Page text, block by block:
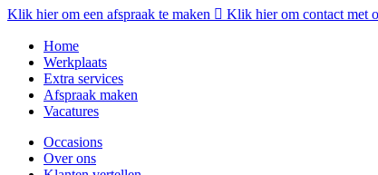
Klik hier om een afspraak te maken Klik hier om contact met
Home
Werkplaats
Extra services
Afspraak maken
Vacatures
Occasions
Over ons